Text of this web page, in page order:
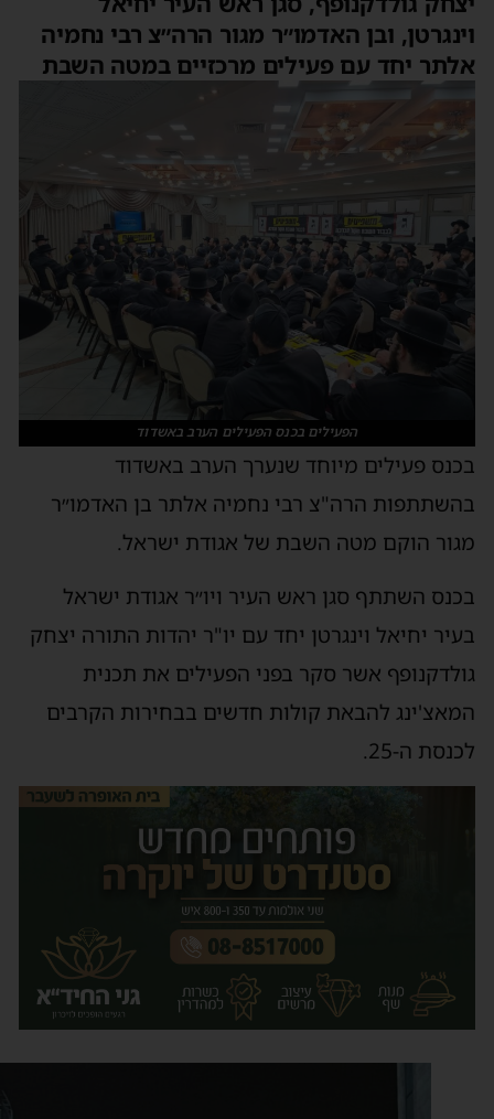
ובן האדמו״ר מגור הרה״צ רבי נחמיה
יחד עם פעילים מרכזיים במטה השבת
הפעילים בכנס הפעילים הערב באשדוד
פעילים מיוחד שנערך הערב באשדוד
הרה"צ רבי נחמיה אלתר בן האדמו״ר
הוקם מטה השבת של אגודת ישראל.
השתתף סגן ראש העיר ויו״ר אגודת ישראל
יחיאל וינגרטן יחד עם ‏יו"ר יהדות התורה יצחק
אשר סקר בפני הפעילים את תכנית
להבאת קולות חדשים בבחירות הקרבים
ה-25.